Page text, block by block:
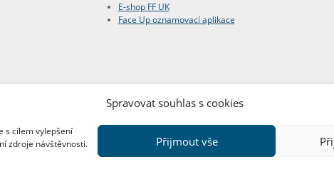
Spravovat souhlas s cookies
s cílem vylepšení
zdroje návštěvnosti.
Přijmout vše
E-shop FF UK
Face Up oznamovací aplikace